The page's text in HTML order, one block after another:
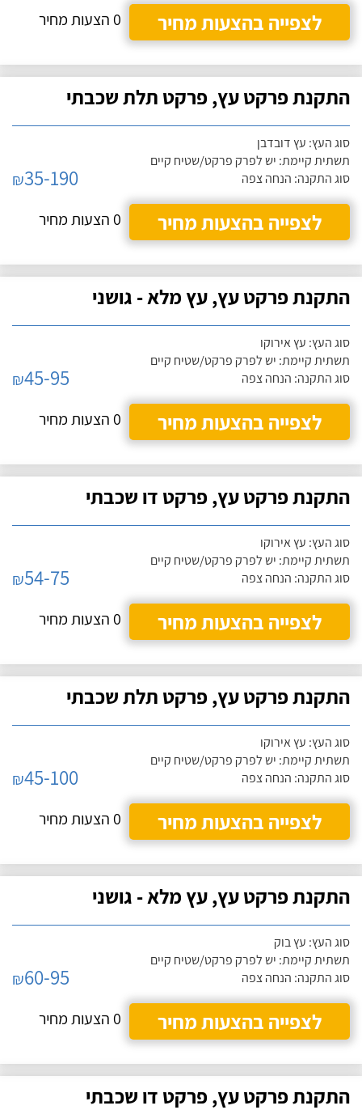
לצפייה בהצעות מחיר
0 הצעות מחיר
התקנת פרקט עץ, פרקט תלת שכבתי
סוג העץ: עץ דובדבן
תשתית קיימת: יש לפרק פרקט/שטיח קיים
סוג התקנה: הנחה צפה
₪35-190
לצפייה בהצעות מחיר
0 הצעות מחיר
התקנת פרקט עץ, עץ מלא - גושני
סוג העץ: עץ אירוקו
תשתית קיימת: יש לפרק פרקט/שטיח קיים
סוג התקנה: הנחה צפה
₪45-95
לצפייה בהצעות מחיר
0 הצעות מחיר
התקנת פרקט עץ, פרקט דו שכבתי
סוג העץ: עץ אירוקו
תשתית קיימת: יש לפרק פרקט/שטיח קיים
סוג התקנה: הנחה צפה
₪54-75
לצפייה בהצעות מחיר
0 הצעות מחיר
התקנת פרקט עץ, פרקט תלת שכבתי
סוג העץ: עץ אירוקו
תשתית קיימת: יש לפרק פרקט/שטיח קיים
סוג התקנה: הנחה צפה
₪45-100
לצפייה בהצעות מחיר
0 הצעות מחיר
התקנת פרקט עץ, עץ מלא - גושני
סוג העץ: עץ בוק
תשתית קיימת: יש לפרק פרקט/שטיח קיים
סוג התקנה: הנחה צפה
₪60-95
לצפייה בהצעות מחיר
0 הצעות מחיר
התקנת פרקט עץ, פרקט דו שכבתי